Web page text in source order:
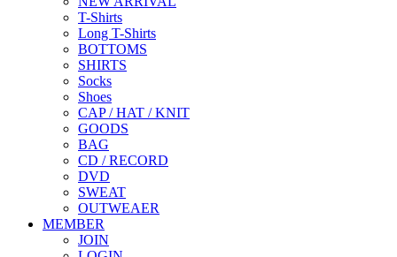
T-Shirts
Long T-Shirts
BOTTOMS
SHIRTS
Socks
Shoes
CAP / HAT / KNIT
GOODS
BAG
CD / RECORD
DVD
SWEAT
OUTWEAER
MEMBER
JOIN